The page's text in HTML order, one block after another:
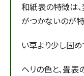
和紙表の特徴は
がつかないのが特
い草より少し固め
ヘリの色と、畳表